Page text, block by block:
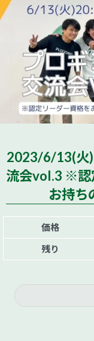
2023/6/13(火
流会vol.3 ※認
お持ち
価格
残り